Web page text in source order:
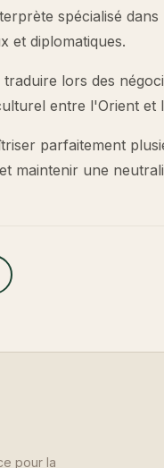
spécialisé
et diplomatiques.
lors des
entre l'Orient et
parfaitement
maintenir une
pour la